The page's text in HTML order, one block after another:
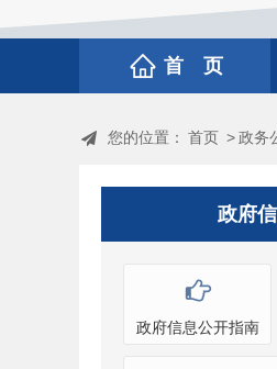
首 页
您的位置： 首页 >政务
政府
政府信息公开指南